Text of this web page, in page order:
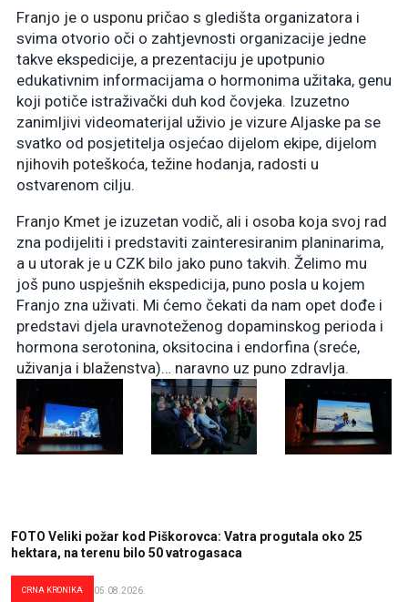
Franjo je o usponu pričao s gledišta organizatora i
svima otvorio oči o zahtjevnosti organizacije jedne
takve ekspedicije, a prezentaciju je upotpunio
edukativnim informacijama o hormonima užitaka, genu
koji potiče istraživački duh kod čovjeka. Izuzetno
zanimljivi videomaterijal uživio je vizure Aljaske pa se
svatko od posjetitelja osjećao dijelom ekipe, dijelom
njihovih poteškoća, težine hodanja, radosti u
ostvarenom cilju.
Franjo Kmet je izuzetan vodič, ali i osoba koja svoj rad
zna podijeliti i predstaviti zainteresiranim planinarima,
a u utorak je u CZK bilo jako puno takvih. Želimo mu
još puno uspješnih ekspedicija, puno posla u kojem
Franjo zna uživati. Mi ćemo čekati da nam opet dođe i
predstavi djela uravnoteženog dopaminskog perioda i
hormona serotonina, oksitocina i endorfina (sreće,
uživanja i blaženstva)… naravno uz puno zdravlja.
FOTO Veliki požar kod Piškorovca: Vatra progutala oko 25
hektara, na terenu bilo 50 vatrogasaca
CRNA KRONIKA 05.08.2026.